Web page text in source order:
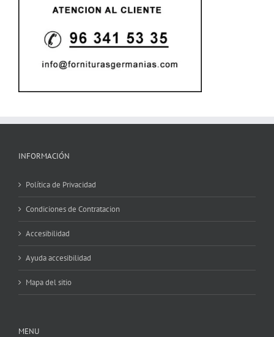
INFORMACIÓN
Política de Privacidad
Condiciones de Contratacion
Accesibilidad
Ayuda accesibilidad
Mapa del sitio
MENU